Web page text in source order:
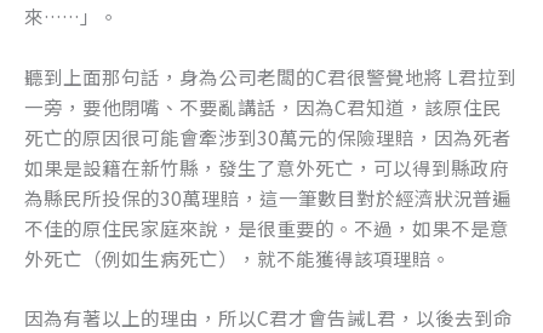
來……」。
聽到上面那句話，身為公司老闆的C君很警覺地將 L君拉到
一旁，要他閉嘴、不要亂講話，因為C君知道，該原住民
死亡的原因很可能會牽涉到30萬元的保險理賠，因為死者
如果是設籍在新竹縣，發生了意外死亡，可以得到縣政府
為縣民所投保的30萬理賠，這一筆數目對於經濟狀況普遍
不佳的原住民家庭來說，是很重要的。不過，如果不是意
外死亡（例如生病死亡），就不能獲得該項理賠。
因為有著以上的理由，所以C君才會告誡L君，以後去到命